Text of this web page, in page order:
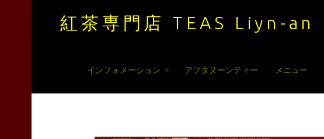
紅茶専門店 TEAS Liyn-an
紅
Skip
インフォメーション アフタヌーンティー メニュー